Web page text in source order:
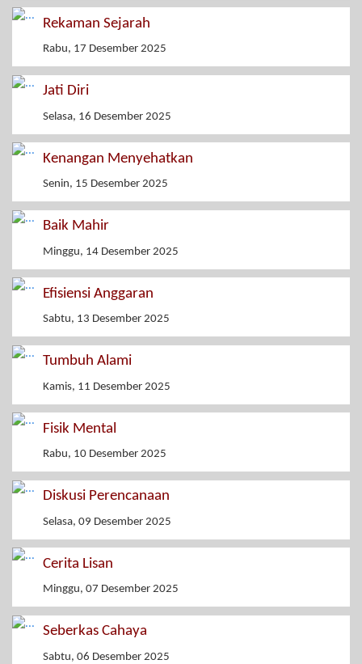
Rekaman Sejarah
Rabu, 17 Desember 2025
Jati Diri
Selasa, 16 Desember 2025
Kenangan Menyehatkan
Senin, 15 Desember 2025
Baik Mahir
Minggu, 14 Desember 2025
Efisiensi Anggaran
Sabtu, 13 Desember 2025
Tumbuh Alami
Kamis, 11 Desember 2025
Fisik Mental
Rabu, 10 Desember 2025
Diskusi Perencanaan
Selasa, 09 Desember 2025
Cerita Lisan
Minggu, 07 Desember 2025
Seberkas Cahaya
Sabtu, 06 Desember 2025